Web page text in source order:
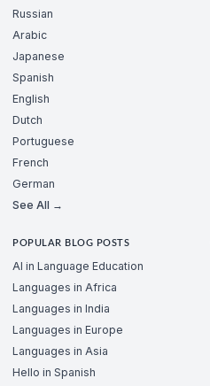
Russian
Arabic
Japanese
Spanish
English
Dutch
Portuguese
French
German
See All →
POPULAR BLOG POSTS
AI in Language Education
Languages in Africa
Languages in India
Languages in Europe
Languages in Asia
Hello in Spanish